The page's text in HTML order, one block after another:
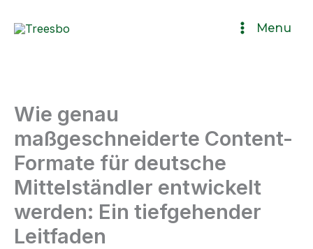
Menu
Wie genau
maßgeschneiderte Content-
Formate für deutsche
Mittelständler entwickelt
werden: Ein tiefgehender
Leitfaden